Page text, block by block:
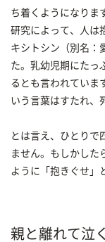
ち着くようになりま
研究によって、人は
キシトシン（別名：
た。乳幼児期にたっ
るとも言われていま
いう言葉はすたれ、
とは言え、ひとりで
ません。もしかした
ように「抱きぐせ」
親と離れて泣